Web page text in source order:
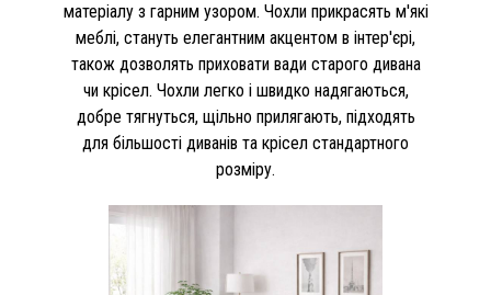
матеріалу з гарним узором. Чохли прикрасять м'які
меблі, стануть елегантним акцентом в інтер'єрі,
також дозволять приховати вади старого дивана
чи крісел. Чохли легко і швидко надягаються,
добре тягнуться, щільно прилягають, підходять
для більшості диванів та крісел стандартного
розміру.